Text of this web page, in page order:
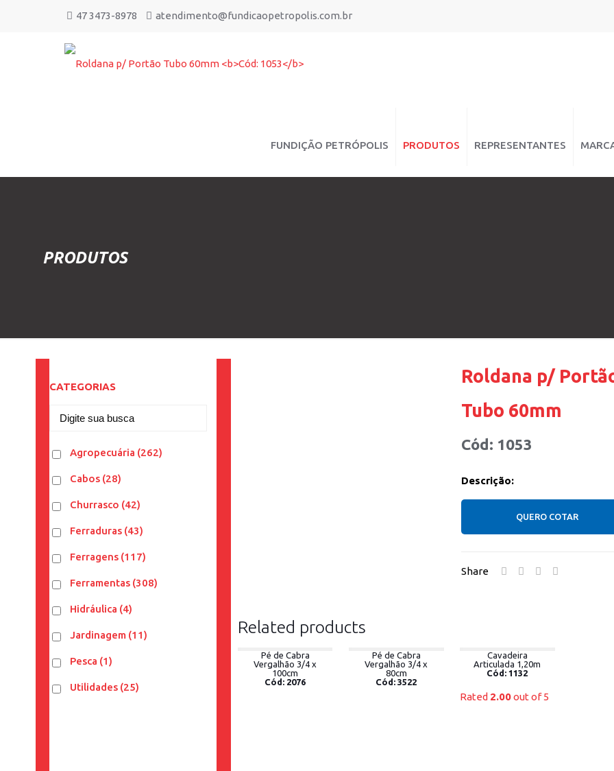
47 3473-8978 atendimento@fundicaopetropolis.com.br
FUNDIÇÃO PETRÓPOLIS PRODUTOS REPRESENTANTES
PRODUTOS
Roldana p/
Tubo 60mm
Cód: 1053
Descrição:
QUERO COTAR
Share
Related products
Pé de Cabra
Vergalhão 3/4 x
100cm
Cód: 2076
Pé de Cabra
Vergalhão 3/4 x
80cm
Cód: 3522
Cavadeira
Articulada 1,20m
Cód: 1132
Rated 2.00out of 5
CATEGORIAS
Agropecuária (262)
Cabos (28)
Churrasco (42)
Ferraduras (43)
Ferragens (117)
Ferramentas (308)
Hidráulica (4)
Jardinagem (11)
Pesca (1)
Utilidades (25)